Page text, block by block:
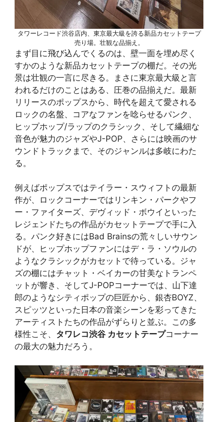
タワーレコード渋谷店内、東京最大級を誇る新品カセットテープ
売り場。壮観な品揃え。
まず目に飛び込んでくるのは、壁一面を埋め尽く
すかのような新品カセットテープの棚だ。その光
景は壮観の一言に尽きる。まさに東京最大級と言
われるだけのことはある、圧巻の品揃えだ。最新
リリースのポップスから、時代を超えて愛される
ロックの名盤、コアなファンを唸らせるパンク、
ヒップホップ/ラップのクラシック、そして繊細な
音色が魅力のジャズやJ-POP、さらには映画のサ
ウンドトラックまで、そのジャンルは多岐にわた
る。
例えばポップスではテイラー・スウィフトの最新
作が、ロックコーナーではリンキン・パークやフ
ー・ファイターズ、デヴィッド・ボウイといった
レジェンドたちの作品がカセットテープで手に入
る。パンク好きにはBad Brainsの荒々しいサウン
ドが、ヒップホップファンにはデ・ラ・ソウルの
ようなクラシックがカセットで待っている。ジャ
ズの棚にはチャット・ベイカーの甘美なトランペ
ットが響き、そしてJ-POPコーナーでは、山下達
郎のようなシティポップの巨匠から、銀杏BOYZ、
スピッツといった日本の音楽シーンを彩ってきた
アーティストたちの作品がずらりと並ぶ。この多
様性こそ、 タワレコ渋谷 カセットテープコーナー
の最大の魅力だろう。